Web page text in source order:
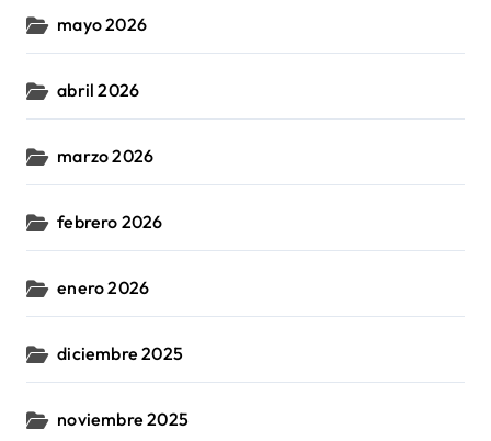
mayo 2026
abril 2026
marzo 2026
febrero 2026
enero 2026
diciembre 2025
noviembre 2025